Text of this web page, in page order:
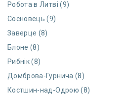
Робота в Литві (9)
Сосновець (9)
Заверце (8)
Блоне (8)
Рибнік (8)
Домброва-Гурнича (8)
Костшин-над-Одрою (8)